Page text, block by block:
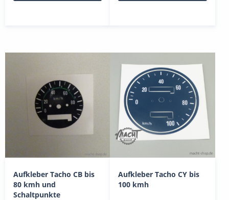
Aufkleber Tacho CB bis
80 kmh und
Schaltpunkte
Aufkleber Tacho CY bis
100 kmh